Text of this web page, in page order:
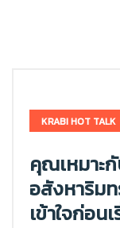
KRABI HOT TALK
คุณเหมาะ
อสังหาริม
เข้าใจก่อ